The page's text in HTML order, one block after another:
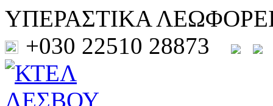
ΥΠΕΡΑΣΤΙΚΑ
+030 22510 28873